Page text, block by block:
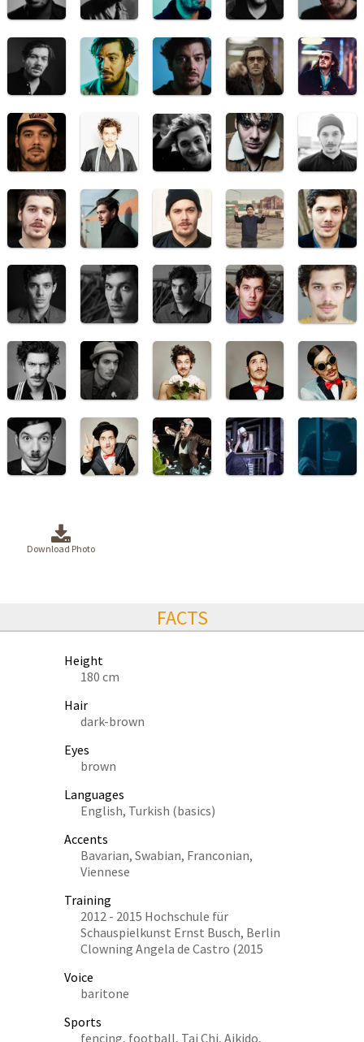
Download Photo
FACTS
Height
180 cm
Hair
dark-brown
Eyes
brown
Languages
English, Turkish (basics)
Accents
Bavarian, Swabian, Franconian,
Viennese
Training
2012 - 2015 Hochschule für
Schauspielkunst Ernst Busch, Berlin
Clowning Angela de Castro (2015
Voice
baritone
Sports
fencing, football, Tai Chi, Aikido,